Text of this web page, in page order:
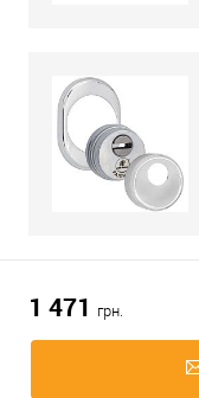
1 471 грн.